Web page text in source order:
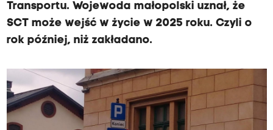
Transportu. Wojewoda małopolski uznał, że
SCT może wejść w życie w 2025 roku. Czyli o
rok później, niż zakładano.